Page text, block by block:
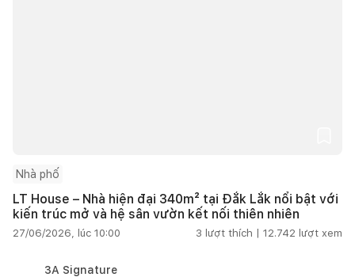
Nhà phố
LT House – Nhà hiện đại 340m² tại Đắk Lắk nổi bật với
kiến trúc mở và hệ sân vườn kết nối thiên nhiên
27/06/2026, lúc 10:00 3 lượt thích | 12.742 lượt xem
3A Signature